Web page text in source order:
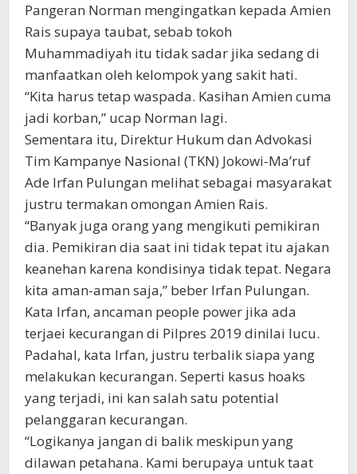
Pangeran Norman mengingatkan kepada Amien
Rais supaya taubat, sebab tokoh
Muhammadiyah itu tidak sadar jika sedang di
manfaatkan oleh kelompok yang sakit hati.
“Kita harus tetap waspada. Kasihan Amien cuma
jadi korban,” ucap Norman lagi.
Sementara itu, Direktur Hukum dan Advokasi
Tim Kampanye Nasional (TKN) Jokowi-Ma’ruf
Ade Irfan Pulungan melihat sebagai masyarakat
justru termakan omongan Amien Rais.
“Banyak juga orang yang mengikuti pemikiran
dia. Pemikiran dia saat ini tidak tepat itu ajakan
keanehan karena kondisinya tidak tepat. Negara
kita aman-aman saja,” beber Irfan Pulungan.
Kata Irfan, ancaman people power jika ada
terjaei kecurangan di Pilpres 2019 dinilai lucu.
Padahal, kata Irfan, justru terbalik siapa yang
melakukan kecurangan. Seperti kasus hoaks
yang terjadi, ini kan salah satu potential
pelanggaran kecurangan.
“Logikanya jangan di balik meskipun yang
dilawan petahana. Kami berupaya untuk taat